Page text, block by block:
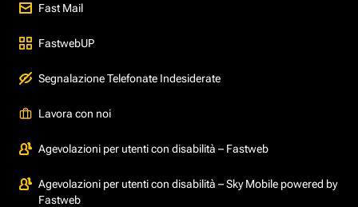
Fast Mail
FastwebUP
Segnalazione Telefonate Indesiderate
Lavora con noi
Agevolazioni per utenti con disabilità – Fastweb
Agevolazioni per utenti con disabilità – Sky Mobile powered by
Fastweb